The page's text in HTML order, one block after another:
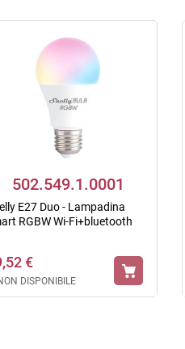
502.549.1.0001
E27 Duo - Lampadina
RGBW Wi-Fi+bluetooth
€
DISPONIBILE